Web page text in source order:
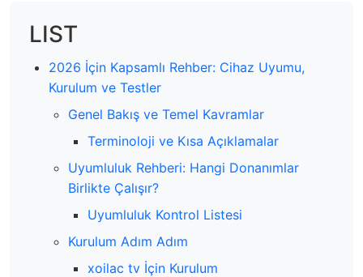
LIST
2026 İçin Kapsamlı Rehber: Cihaz Uyumu,
Kurulum ve Testler
Genel Bakış ve Temel Kavramlar
Terminoloji ve Kısa Açıklamalar
Uyumluluk Rehberi: Hangi Donanımlar
Birlikte Çalışır?
Uyumluluk Kontrol Listesi
Kurulum Adım Adım
xoilac tv İçin Kurulum